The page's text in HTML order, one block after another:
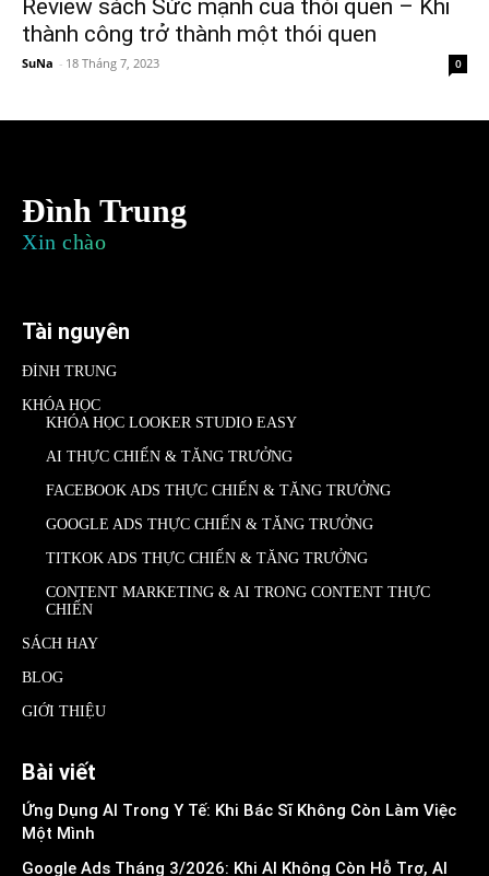
Review sách Sức mạnh của thói quen – Khi
thành công trở thành một thói quen
SuNa - 18 Tháng 7, 2023 0
Đình Trung
Xin chào
Tài nguyên
ĐÌNH TRUNG
KHÓA HỌC
KHÓA HỌC LOOKER STUDIO EASY
AI THỰC CHIẾN & TĂNG TRƯỞNG
FACEBOOK ADS THỰC CHIẾN & TĂNG TRƯỞNG
GOOGLE ADS THỰC CHIẾN & TĂNG TRƯỞNG
TITKOK ADS THỰC CHIẾN & TĂNG TRƯỞNG
CONTENT MARKETING & AI TRONG CONTENT THỰC
CHIẾN
SÁCH HAY
BLOG
GIỚI THIỆU
Bài viết
Ứng Dụng AI Trong Y Tế: Khi Bác Sĩ Không Còn Làm Việc
Một Mình
Google Ads Tháng 3/2026: Khi AI Không Còn Hỗ Trợ, AI